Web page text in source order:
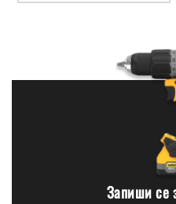
Запиши се